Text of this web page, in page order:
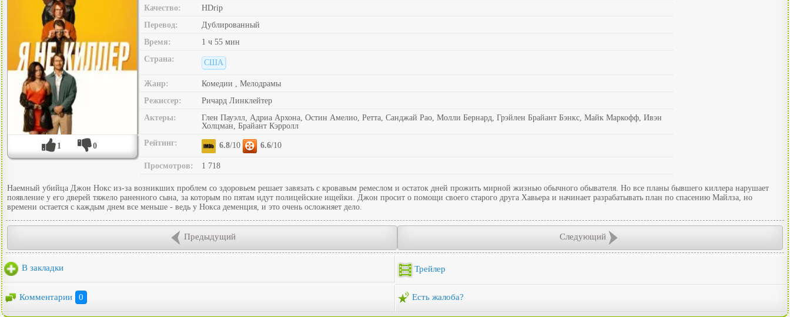
1 0
Качество:
HDrip
Перевод:
Дублированный
Время:
1 ч 55 мин
Страна:
США
Жанр:
Комедии , Мелодрамы
Режиссер:
Ричард Линклейтер
Актеры:
Глен Пауэлл, Адриа Архона, Остин Амелио, Ретта, Санджай Рао, Молли Бернард, Грэйлен Брайант Бэнкс, Майк Маркофф, Ивэн
Холцман, Брайант Кэрролл
Рейтинг:
6.8/10 6.6/10
Просмотров: 1 718
Наемный убийца Джон Нокс из-за возникших проблем со здоровьем решает завязать с кровавым ремеслом и остаток дней прожить мирной жизнью обычного обывателя. Но все планы бывшего киллера нарушает
появление у его дверей тяжело раненного сына, за которым по пятам идут полицейские ищейки. Джон просит о помощи своего старого друга Хавьера и начинает разрабатывать план по спасению Майлза, но
времени остается с каждым днем все меньше - ведь у Нокса деменция, и это очень осложняет дело.
Предыдущий Следующий
В закладки Трейлер
Комментарии 0 Есть жалоба?